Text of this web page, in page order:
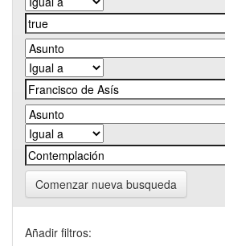
Comenzar nueva busqueda
Añadir filtros: